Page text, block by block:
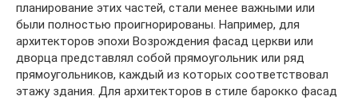
планирование этих частей, стали менее важными или
были полностью проигнорированы. Например, для
архитекторов эпохи Возрождения фасад церкви или
дворца представлял собой прямоугольник или ряд
прямоугольников, каждый из которых соответствовал
этажу здания. Для архитекторов в стиле барокко фасад